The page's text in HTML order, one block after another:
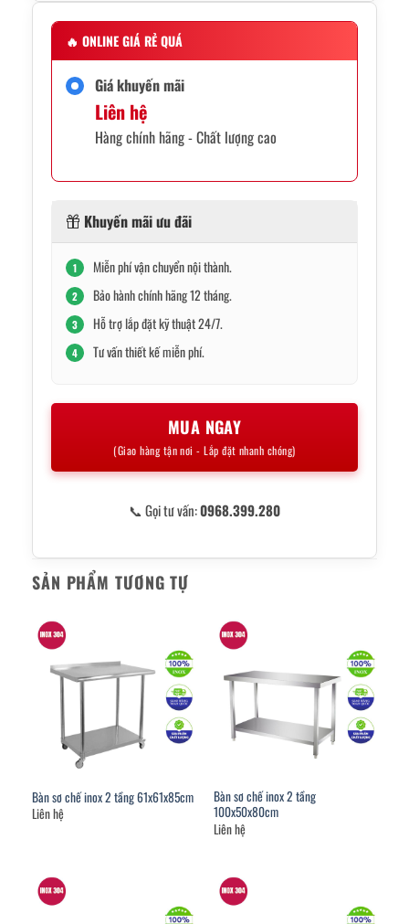
🔥 ONLINE GIÁ RẺ QUÁ
Giá khuyến mãi
Liên hệ
Hàng chính hãng - Chất lượng cao
Khuyến mãi ưu đãi
1 Miễn phí vận chuyển nội thành.
2 Bảo hành chính hãng 12 tháng.
3 Hỗ trợ lắp đặt kỹ thuật 24/7.
4 Tư vấn thiết kế miễn phí.
MUA NGAY
(Giao hàng tận nơi - Lắp đặt nhanh chóng)
📞 Gọi tư vấn:0968.399.280
SẢN PHẨM TƯƠNG TỰ
Bàn sơ chế inox 2 tầng 61x61x85cm
Liên hệ
Bàn sơ chế inox 2 tầng
100x50x80cm
Liên hệ